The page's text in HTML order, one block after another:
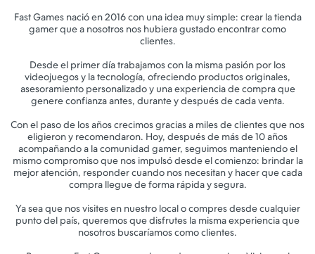
Fast Games nació en 2016 con una idea muy simple: crear la tienda
gamer que a nosotros nos hubiera gustado encontrar como
clientes.
Desde el primer día trabajamos con la misma pasión por los
videojuegos y la tecnología, ofreciendo productos originales,
asesoramiento personalizado y una experiencia de compra que
genere confianza antes, durante y después de cada venta.
Con el paso de los años crecimos gracias a miles de clientes que nos
eligieron y recomendaron. Hoy, después de más de 10 años
acompañando a la comunidad gamer, seguimos manteniendo el
mismo compromiso que nos impulsó desde el comienzo: brindar la
mejor atención, responder cuando nos necesitan y hacer que cada
compra llegue de forma rápida y segura.
Ya sea que nos visites en nuestro local o compres desde cualquier
punto del país, queremos que disfrutes la misma experiencia que
nosotros buscaríamos como clientes.